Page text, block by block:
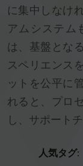
に集中しなけ
アムシステム
は、基盤とな
スペリエンス
ットを公平に
れると、プロ
し、サポート
人気タグ: